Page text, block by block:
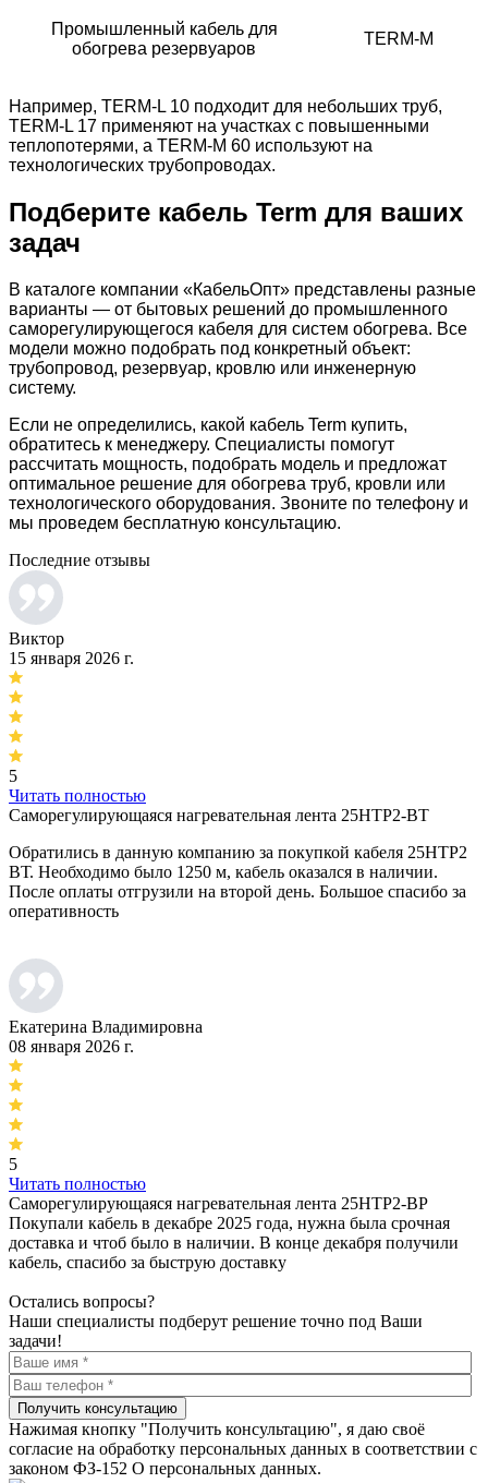
Промышленный кабель для
обогрева резервуаров
TERM-M
Например, TERM-L 10 подходит для небольших труб,
TERM-L 17 применяют на участках с повышенными
теплопотерями, а TERM-M 60 используют на
технологических трубопроводах.
Подберите кабель Term для ваших
задач
В каталоге компании «КабельОпт» представлены разные
варианты — от бытовых решений до промышленного
саморегулирующегося кабеля для систем обогрева. Все
модели можно подобрать под конкретный объект:
трубопровод, резервуар, кровлю или инженерную
систему.
Если не определились, какой кабель Term купить,
обратитесь к менеджеру. Специалисты помогут
рассчитать мощность, подобрать модель и предложат
оптимальное решение для обогрева труб, кровли или
технологического оборудования. Звоните по телефону и
мы проведем бесплатную консультацию.
Последние отзывы
Виктор
15 января 2026 г.
5
Читать полностью
Саморегулирующаяся нагревательная лента 25НТР2-ВТ
Обратились в данную компанию за покупкой кабеля 25НТР2
ВТ. Необходимо было 1250 м, кабель оказался в наличии.
После оплаты отгрузили на второй день. Большое спасибо за
оперативность
Екатерина Владимировна
08 января 2026 г.
5
Читать полностью
Саморегулирующаяся нагревательная лента 25НТР2-ВР
Покупали кабель в декабре 2025 года, нужна была срочная
доставка и чтоб было в наличии. В конце декабря получили
кабель, спасибо за быструю доставку
Остались вопросы?
Наши специалисты подберут решение точно под Ваши
задачи!
Получить консультацию
Нажимая кнопку "Получить консультацию", я даю своё
согласие на обработку персональных данных в соответствии с
законом ФЗ-152 О персональных данных.